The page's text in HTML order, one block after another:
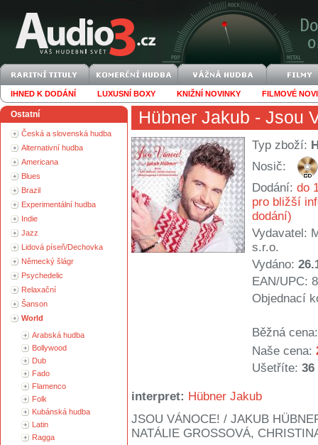
IHNED K DODÁNÍ LUXUSNÍ BOXY KNIŽNÍ NOVINKY FILMOVÉ
Ostatní
Česká a slovenská hudba
Alternativní hudba
Americana
Blues
Brazil
Experimentální hudba
Indie
Jazz
Lidová píseň/Dechovka
Německý šlágr
Psychedelic
Relaxační
Šanson
World
Arabská hudba
Bollywood
Dub
Fado
Flamenco
Folk
Kubánská hudba
Latin
Ragga
Hübner Jakub - Jsou
Typ zboží:
Nosič:
Dodání: do
pro bližší
dodání)
Vydavatel:
s.r.o.
Vydáno:
EAN/UPC:
Objednací
Běžná cena:
Naše cena:
Ušetříte: 36
interpret: Hübner Jakub
JSOU VÁNOCE! / JAKUB
NATÁLIE GROSSOVÁ,